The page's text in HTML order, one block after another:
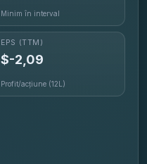
Minim în interval
EPS (TTM)
$-2,09
Profit/acțiune (12L)